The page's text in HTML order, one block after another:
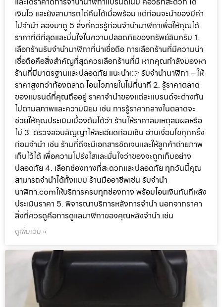
เงินไว และยังสามารถไถ่คืนได้เมื่อพร้อม แต่ก่อนจะนำของมีค่า
ไปจำนำ ลองมาดู 5 สิ่งที่ควรรู้ก่อนจำนำนาฬิกาเพื่อให้คุณได้
ราคาที่ดีที่สุดและมั่นใจในความปลอดภัยของทรัพย์สินครับ 1.
เลือกร้านรับจำนำนาฬิกาที่น่าเชื่อถือ การเลือกร้านที่มีความน่า
เชื่อถือคือสิ่งสำคัญที่สุดควรเลือกร้านที่มี หากคุณกำลังมองหา
ร้านที่มีมาตรฐานและปลอดภัย แนะนำ👉 รับจำนำนาฬิกา – ให้
ราคาสูงกว่าท้องตลาด โอนไวภายในไม่กี่นาที 2. รู้ราคาตลาด
ของแบรนด์ที่คุณถืออยู่ ราคาจำนำของแต่ละแบรนด์จะต่างกัน
ไปตามสภาพและความนิยม เช่น การรู้ราคากลางในตลาดจะ
ช่วยให้คุณประเมินเบื้องต้นได้ว่า ร้านให้ราคาสมเหตุสมผลหรือ
ไม่ 3. ตรวจสอบสัญญาให้ละเอียดก่อนเซ็น อ่านเงื่อนไขทุกครั้ง
ก่อนจำนำ เช่น ร้านที่ดีจะมีเอกสารชัดเจนและให้ลูกค้าถ่ายภาพ
เก็บไว้ได้ เพื่อความโปร่งใสและมั่นใจว่าของจะถูกเก็บอย่าง
ปลอดภัย 4. เลือกช่องทางที่สะดวกและปลอดภัย ทุกวันนี้คุณ
สามารถจำนำได้ทั้งแบบ ร้านมืออาชีพเช่น รับจำนำ
นาฬิกา.comให้บริการครบทุกช่องทาง พร้อมโอนเงินทันทีหลัง
ประเมินราคา 5. พิจารณาบริการหลังการจำนำ นอกจากราคา
สิ่งที่ควรดูคือการดูแลนาฬิกาของคุณหลังจำนำ เช่น
ดูเพิ่มเติม »